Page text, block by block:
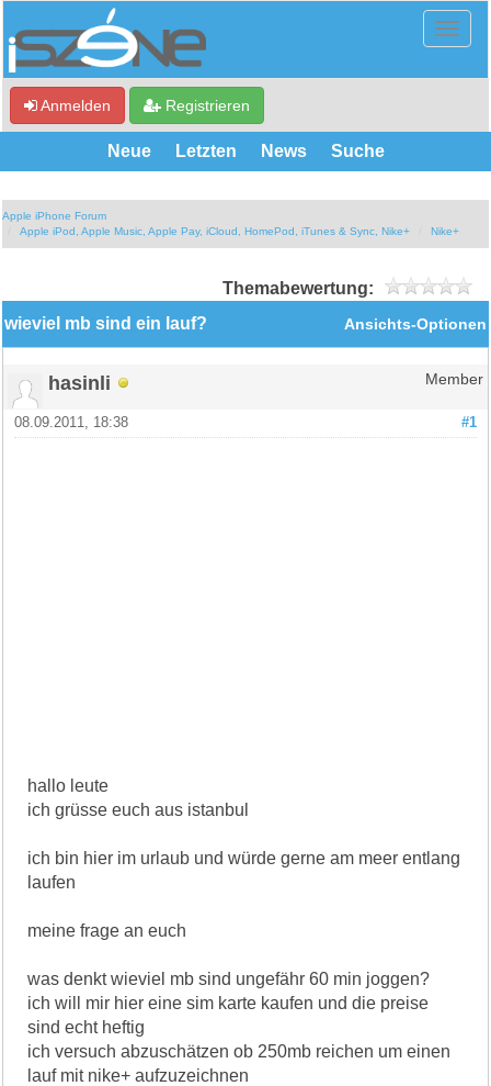
Anmelden Registrieren
Neue Letzten News Suche
Apple iPhone Forum
Apple iPod, Apple Music, Apple Pay, iCloud, HomePod, iTunes & Sync, Nike+
Nike+
Themabewertung:
Ansichts-Optionen
wieviel mb sind ein lauf?
hasinli Member
#1
08.09.2011, 18:38
hallo leute
ich grüsse euch aus istanbul
ich bin hier im urlaub und würde gerne am meer entlang
laufen
meine frage an euch
was denkt wieviel mb sind ungefähr 60 min joggen?
ich will mir hier eine sim karte kaufen und die preise
sind echt heftig
ich versuch abzuschätzen ob 250mb reichen um einen
lauf mit nike+ aufzuzeichnen